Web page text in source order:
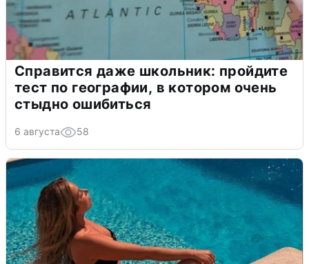
Справится даже школьник: пройдите
тест по географии, в котором очень
стыдно ошибиться
6 августа 58